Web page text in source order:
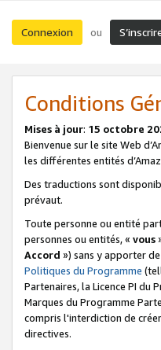
Connexion ou
Conditions
Mises à jour: 15 octobre
Bienvenue sur le site Web
les différentes entités
Des traductions sont
prévaut.
Toute personne ou entité
personnes ou entités, « vous
Accord ») sans y apporter
Politiques du Programme
Partenaires, la Licence PI du
Marques du Programme
compris l'interdiction de
directives.